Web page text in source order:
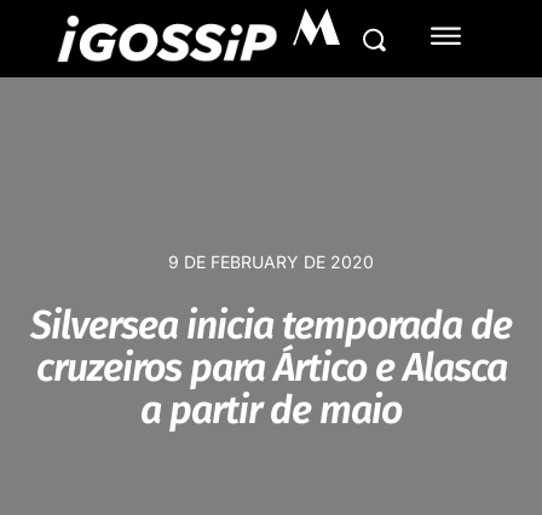
M
9 DE FEBRUARY DE 2020
Silversea inicia temporada de
cruzeiros para Ártico e Alasca
a partir de maio